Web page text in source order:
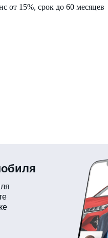
от 15%, срок до 60 месяцев